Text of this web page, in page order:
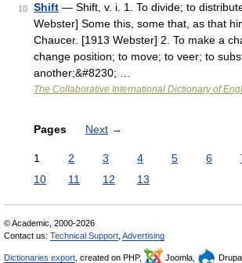
10 Shift — Shift, v. i. 1. To divide; to
Webster] Some this, some that, as that
Chaucer. [1913 Webster] 2. To make a
change position; to move; to veer; to
another;&#8230; …
The Collaborative International Dictionary of
Pages Next →
1 2 3 4 5 6
10
11 12 13
© Academic, 2000-2026
Contact us: Technical Support Advertising
Dictionaries export , created on PHP, Joomla,